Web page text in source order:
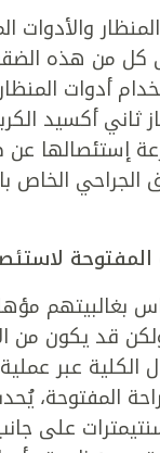
والأدوات
كل من هذه
أدوات
ثاني أكسيد
إستئصالها
الجراحي الخاص
المفتوحة
بغالبيتهم
ولكن قد يكون
الكلية عبر
المفتوحة،
9 إلى 11 سنتيمترات